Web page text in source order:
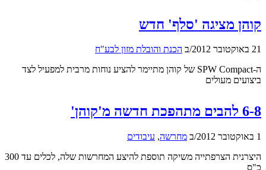
קוהן מציגה 'סלף' חדש
21 באוקטובר 2012 /ב הכנת והובלת מזון לבע"ח
ה-SPW Compact של קוהן מתיימר להציע נוחות מרבית למפעיל לצד
ביצועים מעולים
6-8 להבים מתהפכת חדשה מ'קוהן'
1 באוקטובר 2012 /ב מחרשה, עיבודים
היצרנית הצרפתייה משיקה תוספת להיצע המחרשות שלה, לכלים עד 300
כ"ס